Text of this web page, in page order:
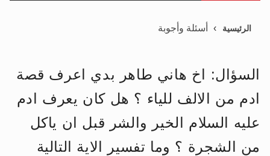
تعميم هامّ لأفراد الجماعة >> المزيد
تعميم هامّ لأفراد الجماعة >> المزيد
اقرأ هذا الكتاب وتعرّف على حقيقة
الرئيسية أسئلة وأجوبة
السؤال: اخ هاني طاهر بدي اعرف قصة
ادم من الالف للياء ؟ هل كان يعرف ادم
عليه السلام الخير والشر قبل ان ياكل
من الشجرة ؟ وما تفسير الاية التالية